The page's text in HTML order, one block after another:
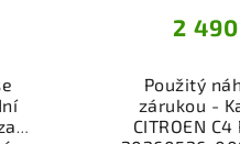
2
Použitý
zárukou -
CITROEN C4